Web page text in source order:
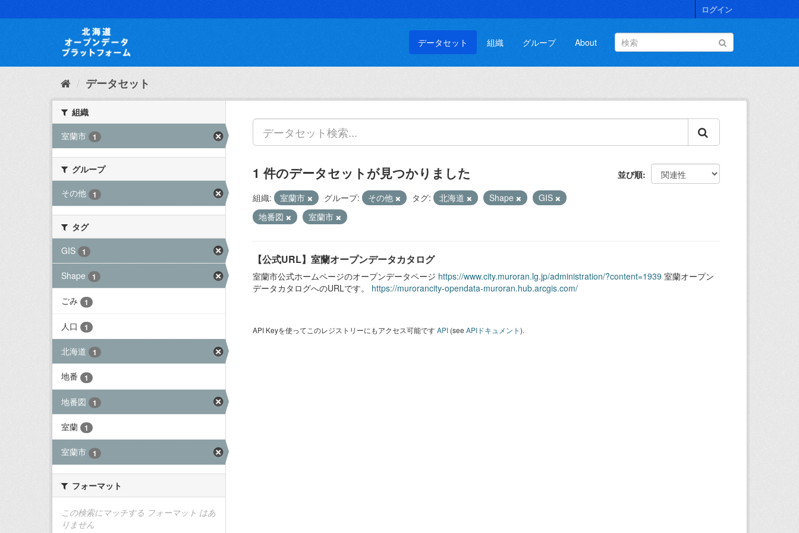
キ
て
ログイン
データセット 組織 グループ About
データセット
組織
室蘭市
1
グループ
その他
1
タグ
GIS
1
Shape 1
ごみ 1
人口 1
北海道 1
地番 1
地番図 1
室蘭 1
室蘭市 1
フォーマット
この検索にマッチする フォーマット はあ
りません
並び順
1 件のデータセットが見つかりました
組織: 室蘭市 グループ: その他 タグ: 北海道 Shape
GIS
地番図
室蘭市
【公式URL】室蘭オープンデータカタログ
室蘭市公式ホームページのオープンデータページ https://www.city.muroran.lg.jp/administration/?content=1939 室蘭オープン
データカタログへのURLです。 https://murorancity-opendata-muroran.hub.arcgis.com/
API Keyを使ってこのレジストリーにもアクセス可能ですAPI (see APIドキュメント).